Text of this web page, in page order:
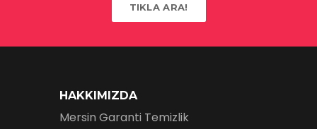
TIKLA ARA!
HAKKIMIZDA
Mersin Garanti Temizlik